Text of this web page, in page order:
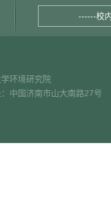
------校
环境研究院
中国济南市山大南路27号